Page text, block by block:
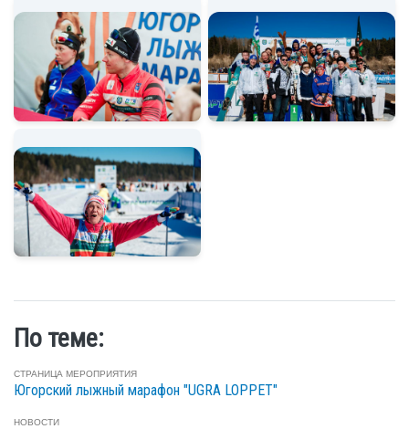
По теме:
СТРАНИЦА МЕРОПРИЯТИЯ
Югорский лыжный марафон "UGRA LOPPET"
НОВОСТИ